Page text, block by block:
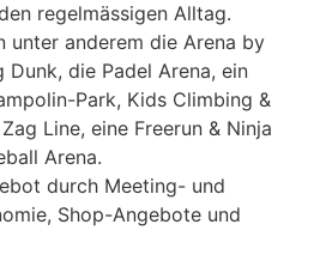
regelmässigen Alltag.
unter anderem die Arena by
Dunk, die Padel Arena, ein
Park, Kids Climbing &
Line, eine Freerun & Ninja
Arena.
durch Meeting- und
Shop-Angebote und